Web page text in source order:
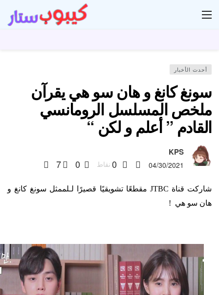
أحدث الأخبار
سونغ كانغ و هان سو هي يقرآن
ملخص المسلسل الرومانسي
القادم ” أعلم و لكن “
KPS
04/30/2021
0 نقاط 0
7
شاركت قناة JTBC مقطعًا تشويقيًا قصيرًا لـلممثل سونغ كانغ و
هان سو هي !